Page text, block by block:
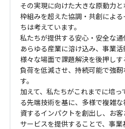
その実現に向けた大きな原動力
枠組みを超えた協調・共創によ
ちは考えています。
私たちが提供する安心・安全な
あらゆる産業に溶け込み、事業
様々な場面で課題解決を後押し
負荷を低減させ、持続可能で強
す。
加えて、私たちがこれまでに培
る先端技術を基に、多様で複雑
資するインパクトを創出し、お
サービスを提供することで、事